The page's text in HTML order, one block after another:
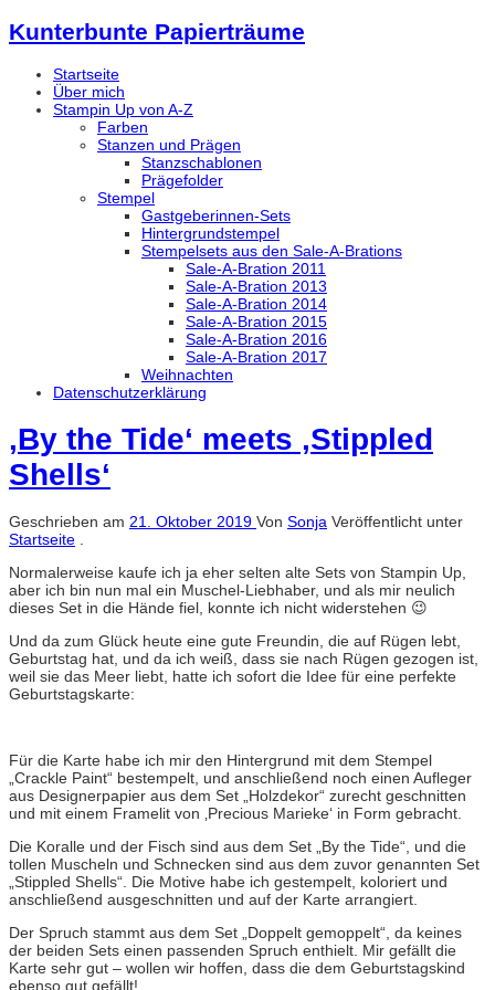
Kunterbunte Papierträume
Startseite
Über mich
Stampin Up von A-Z
Farben
Stanzen und Prägen
Stanzschablonen
Prägefolder
Stempel
Gastgeberinnen-Sets
Hintergrundstempel
Stempelsets aus den Sale-A-Brations
Sale-A-Bration 2011
Sale-A-Bration 2013
Sale-A-Bration 2014
Sale-A-Bration 2015
Sale-A-Bration 2016
Sale-A-Bration 2017
Weihnachten
Datenschutzerklärung
‚By the Tide‘ meets ‚Stippled
Shells‘
Geschrieben am 21. Oktober 2019 Von Sonja Veröffentlicht unter
Startseite .
Normalerweise kaufe ich ja eher selten alte Sets von Stampin Up,
aber ich bin nun mal ein Muschel-Liebhaber, und als mir neulich
dieses Set in die Hände fiel, konnte ich nicht widerstehen 😉
Und da zum Glück heute eine gute Freundin, die auf Rügen lebt,
Geburtstag hat, und da ich weiß, dass sie nach Rügen gezogen ist,
weil sie das Meer liebt, hatte ich sofort die Idee für eine perfekte
Geburtstagskarte:
Für die Karte habe ich mir den Hintergrund mit dem Stempel
„Crackle Paint“ bestempelt, und anschließend noch einen Aufleger
aus Designerpapier aus dem Set „Holzdekor“ zurecht geschnitten
und mit einem Framelit von ‚Precious Marieke‘ in Form gebracht.
Die Koralle und der Fisch sind aus dem Set „By the Tide“, und die
tollen Muscheln und Schnecken sind aus dem zuvor genannten Set
„Stippled Shells“. Die Motive habe ich gestempelt, koloriert und
anschließend ausgeschnitten und auf der Karte arrangiert.
Der Spruch stammt aus dem Set „Doppelt gemoppelt“, da keines
der beiden Sets einen passenden Spruch enthielt. Mir gefällt die
Karte sehr gut – wollen wir hoffen, dass die dem Geburtstagskind
ebenso gut gefällt!